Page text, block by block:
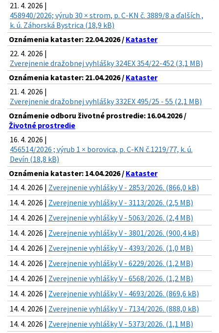
21. 4. 2026 |
458940/2026; výrub 30 × strom, p. C-KN č. 3889/8 a ďalších ,
k. ú. Záhorská Bystrica (18,9 kB)
Oznámenia kataster: 22.04.2026 / Kataster
22. 4. 2026 |
Zverejnenie dražobnej vyhlášky 324EX 354/22-452 (3,1 MB)
Oznámenia kataster: 21.04.2026 / Kataster
21. 4. 2026 |
Zverejnenie dražobnej vyhlášky 332EX 495/25 - 55 (2,1 MB)
Oznámenie odboru životné prostredie: 16.04.2026 /
Životné prostredie
16. 4. 2026 |
456514/2026 ; výrub 1 × borovica, p. C-KN č.1219/77, k. ú.
Devín (18,8 kB)
Oznámenia kataster: 14.04.2026 / Kataster
14. 4. 2026 | Zverejnenie vyhlášky V - 2853/2026. (866,0 kB)
14. 4. 2026 | Zverejnenie vyhlášky V - 3113/2026. (2,5 MB)
14. 4. 2026 | Zverejnenie vyhlášky V - 5063/2026. (2,4 MB)
14. 4. 2026 | Zverejnenie vyhlášky V - 3801/2026. (900,4 kB)
14. 4. 2026 | Zverejnenie vyhlášky V - 4393/2026. (1,0 MB)
14. 4. 2026 | Zverejnenie vyhlášky V - 6229/2026. (1,2 MB)
14. 4. 2026 | Zverejnenie vyhlášky V - 6568/2026. (1,2 MB)
14. 4. 2026 | Zverejnenie vyhlášky V - 4693/2026. (869,6 kB)
14. 4. 2026 | Zverejnenie vyhlášky V - 7134/2026. (888,0 kB)
14. 4. 2026 | Zverejnenie vyhlášky V - 5373/2026. (1,1 MB)